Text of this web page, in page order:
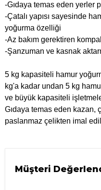
-Gıdaya temas eden yerler
-Çatalı yapısı sayesinde
yoğurma özelliği
-Az bakım gerektiren
-Şanzuman ve kasnak
5 kg kapasiteli hamur
kg'a kadar undan 5 kg
ve büyük kapasiteli
Gıdaya temas eden kazan,
paslanmaz çelikten imal
Müşteri